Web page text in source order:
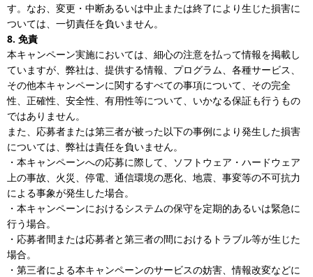
す。なお、変更・中断あるいは中止または終了により生じた損害に
ついては、一切責任を負いません。
8. 免責
本キャンペーン実施においては、細心の注意を払って情報を掲載し
ていますが、弊社は、提供する情報、プログラム、各種サービス、
その他本キャンペーンに関するすべての事項について、その完全
性、正確性、安全性、有用性等について、いかなる保証も行うもの
ではありません。
また、応募者または第三者が被った以下の事例により発生した損害
については、弊社は責任を負いません。
・本キャンペーンへの応募に際して、ソフトウェア・ハードウェア
上の事故、火災、停電、通信環境の悪化、地震、事変等の不可抗力
による事象が発生した場合。
・本キャンペーンにおけるシステムの保守を定期的あるいは緊急に
行う場合。
・応募者間または応募者と第三者の間におけるトラブル等が生じた
場合。
・第三者による本キャンペーンのサービスの妨害、情報改変などに